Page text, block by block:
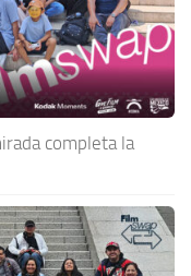
completa la